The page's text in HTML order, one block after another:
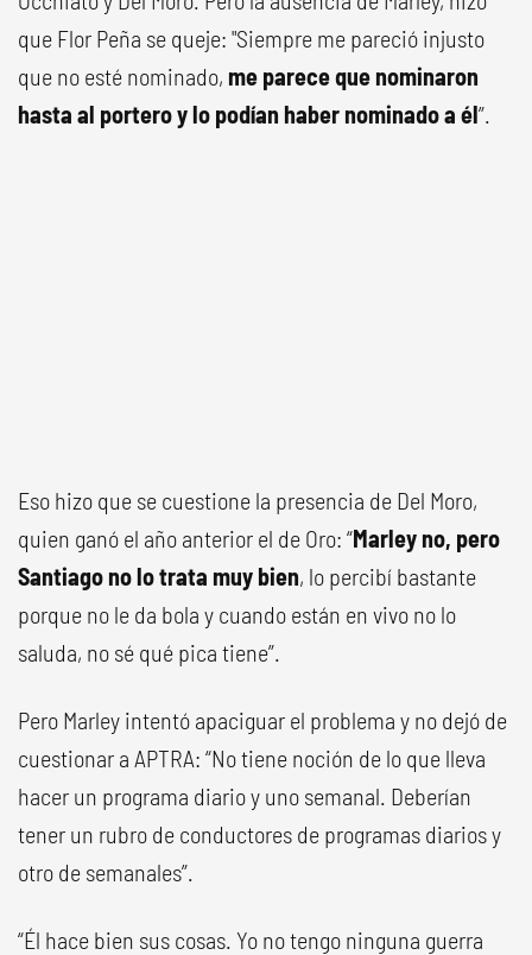
que Flor Peña se queje: "Siempre me pareció injusto
que no esté nominado, me parece que nominaron
hasta al portero y lo podían haber nominado a él”.
Eso hizo que se cuestione la presencia de Del Moro,
quien ganó el año anterior el de Oro: “Marley no, pero
Santiago no lo trata muy bien, lo percibí bastante
porque no le da bola y cuando están en vivo no lo
saluda, no sé qué pica tiene”.
Pero Marley intentó apaciguar el problema y no dejó de
cuestionar a APTRA: “No tiene noción de lo que lleva
hacer un programa diario y uno semanal. Deberían
tener un rubro de conductores de programas diarios y
otro de semanales”.
“Él hace bien sus cosas. Yo no tengo ninguna guerra